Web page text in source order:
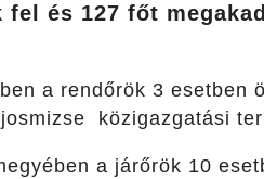
és 127 főt
a rendőrök 3 esetben
közigazgatási
a járőrök 10